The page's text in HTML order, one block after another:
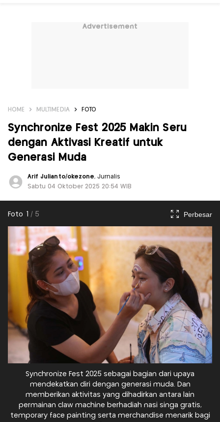
Advertisement
HOME MULTIMEDIA FOTO
Synchronize Fest 2025 Makin Seru
dengan Aktivasi Kreatif untuk
Generasi Muda
Arif Julianto/okezone, Jurnalis
Sabtu 04 Oktober 2025 20:54 WIB
Foto 1 / 5 Perbesar
Synchronize Fest 2025 sebagai bagian dari upaya
mendekatkan diri dengan generasi muda. Dan
memberikan aktivitas yang dihadirkan antara lain
permainan claw machine berhadiah nasi singa gratis,
temporary face painting serta merchandise menarik bagi